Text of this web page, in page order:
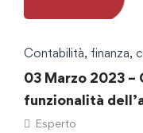
Contabilità, finanza,
03 Marzo 2023 –
funzionalità
e-fattura: la
Esperto